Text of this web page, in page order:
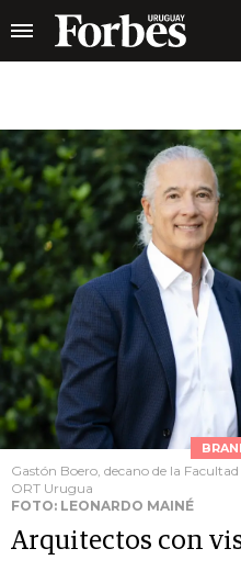
Gastón Boero, decano de la
ORT Urugua
FOTO: LEONARDO MAINÉ
Arquitectos con